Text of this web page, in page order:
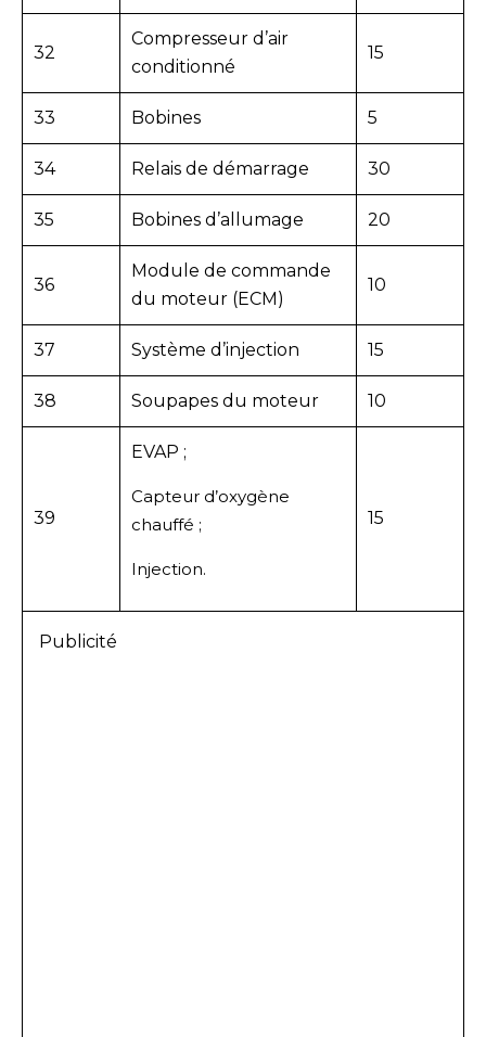
32
Compresseur d’air
conditionné
15
33 Bobines 5
34 Relais de démarrage 30
35 Bobines d’allumage 20
36
Module de commande
du moteur (ECM)
10
37 Système d’injection 15
38 Soupapes du moteur 10
39
EVAP ;
Capteur d’oxygène
chauffé ;
Injection.
15
Publicité